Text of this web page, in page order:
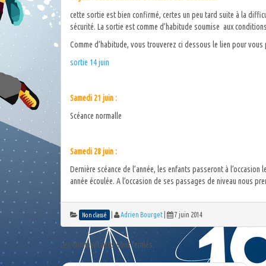
cette sortie est bien confirmé, certes un peu tard suite à la
sécurité. La sortie est comme d’habitude soumise aux
Comme d’habitude, vous trouverez ci dessous le lien pour vous
sortie 14 juin
Samedi 21 juin :
Scéance normalle
Samedi 28 juin :
Dernière scéance de l’année, les enfants passeront à
année écoulée. A l’occasion de ses passages de niveau nous
Non classé Adrien Bourget 7 juin 2014
Les commentaires sont fermés.